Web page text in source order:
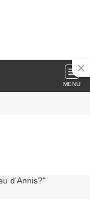
MENU